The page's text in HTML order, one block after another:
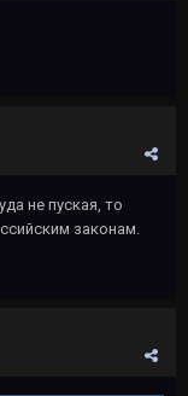
не пуская, то
законам.